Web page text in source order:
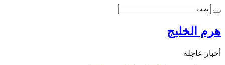
هرم الخليج
أخبار عاجلة